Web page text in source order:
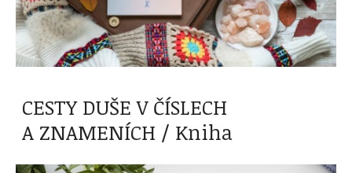
CESTY DUŠE V ČÍSLECH
A ZNAMENÍCH / Kniha